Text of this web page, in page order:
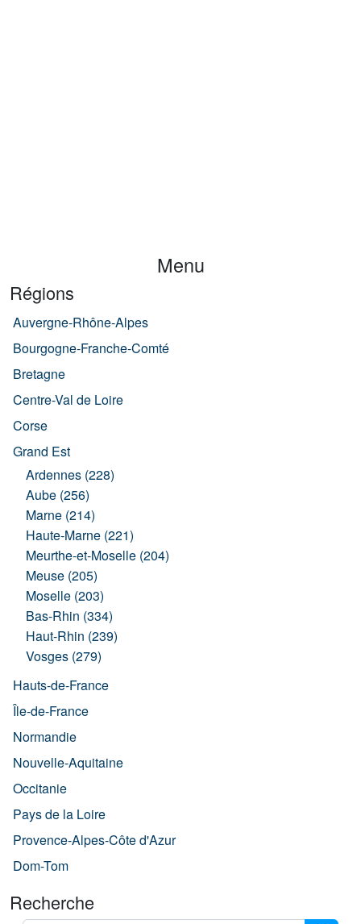
Menu
Régions
Auvergne-Rhône-Alpes
Bourgogne-Franche-Comté
Bretagne
Centre-Val de Loire
Corse
Grand Est
Ardennes (228)
Aube (256)
Marne (214)
Haute-Marne (221)
Meurthe-et-Moselle (204)
Meuse (205)
Moselle (203)
Bas-Rhin (334)
Haut-Rhin (239)
Vosges (279)
Hauts-de-France
Île-de-France
Normandie
Nouvelle-Aquitaine
Occitanie
Pays de la Loire
Provence-Alpes-Côte d'Azur
Dom-Tom
Recherche